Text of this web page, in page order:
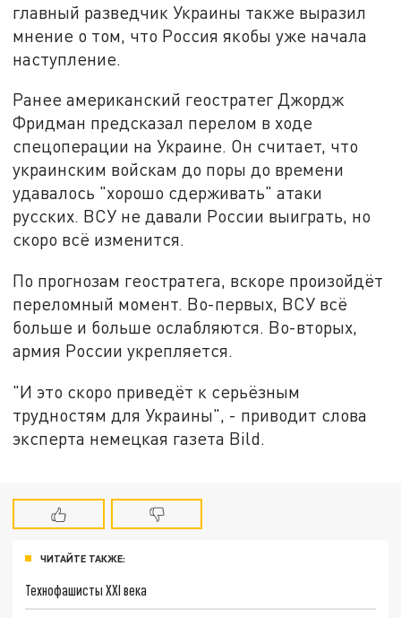
главный разведчик Украины также выразил
мнение о том, что Россия якобы уже начала
наступление.
Ранее американский геостратег Джордж
Фридман предсказал перелом в ходе
спецоперации на Украине. Он считает, что
украинским войскам до поры до времени
удавалось "хорошо сдерживать" атаки
русских. ВСУ не давали России выиграть, но
скоро всё изменится.
По прогнозам геостратега, вскоре произойдёт
переломный момент. Во-первых, ВСУ всё
больше и больше ослабляются. Во-вторых,
армия России укрепляется.
"И это скоро приведёт к серьёзным
трудностям для Украины", - приводит слова
эксперта немецкая газета Bild.
ЧИТАЙТЕ ТАКЖЕ:
Технофашисты XXI века